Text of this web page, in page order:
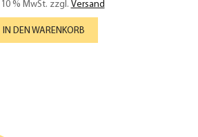
% MwSt. zzgl. Versand
IN DEN WARENKORB